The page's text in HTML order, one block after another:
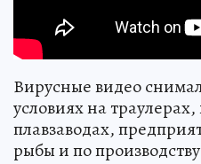
Вирусные видео
условиях на
плавзаводах,
рыбы и по